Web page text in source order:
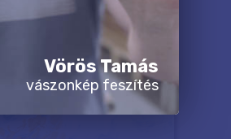
Vörös Tamás
vászonkép feszítés